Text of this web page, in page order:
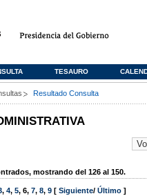
TESAURO
Resultado Consulta
mostrando del 126 al 150.
, 4, 5, 6, 7, 8, 9 [ Siguiente/ Último ]